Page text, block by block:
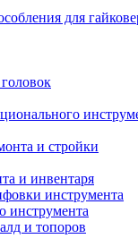
для
и стройки
и инвентаря
инструмента
инструмента
и топоров